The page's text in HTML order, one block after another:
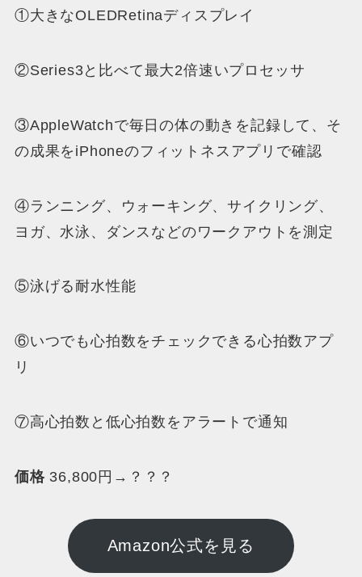
①大きなOLEDRetinaディスプレイ
②Series3と比べて最大2倍速いプロセッサ
③AppleWatchで毎日の体の動きを記録して、そ
の成果をiPhoneのフィットネスアプリで確認
④ランニング、ウォーキング、サイクリング、
ヨガ、水泳、ダンスなどのワークアウトを測定
⑤泳げる耐水性能
⑥いつでも心拍数をチェックできる心拍数アプ
リ
⑦高心拍数と低心拍数をアラートで通知
価格36,800円→？？？
Amazon公式を見る